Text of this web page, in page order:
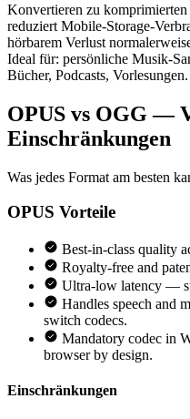
Konvertieren zu
reduziert Mobile-Storage-
hörbarem Verlust
Ideal für: persönliche Musik-
Bücher, Podcasts, Vorlesungen.
OPUS vs OGG —
Einschränkungen
Was jedes Format am besten
OPUS Vorteile
Best-in-class quality
Royalty-free and
Ultra-low latency —
Handles speech and
switch codecs.
Mandatory codec in
browser by design.
Einschränkungen